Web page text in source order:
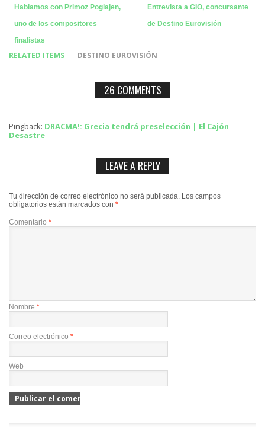
Hablamos con Primoz Poglajen,
uno de los compositores
finalistas
Entrevista a GIO, concursante
de Destino Eurovisión
RELATED ITEMS DESTINO EUROVISIÓN
26 COMMENTS
Pingback: DRACMA!: Grecia tendrá preselección | El Cajón
Desastre
LEAVE A REPLY
Tu dirección de correo electrónico no será publicada. Los campos
obligatorios están marcados con *
Comentario *
Nombre *
Correo electrónico *
Web